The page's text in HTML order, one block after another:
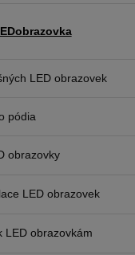
LED obrazovek
pódia
obrazovky
LED obrazovek
LED obrazovkám